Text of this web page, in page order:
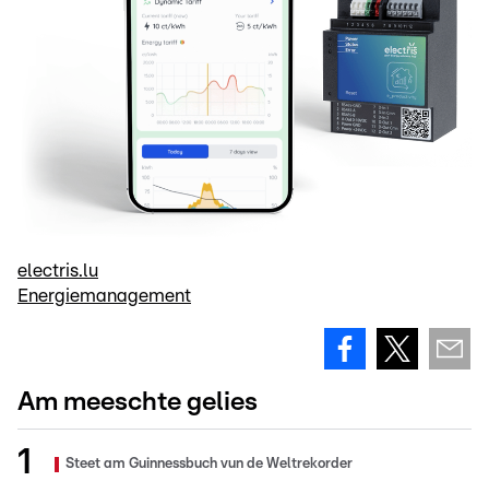
electris.lu
Energiemanagement
Am meeschte gelies
Steet am Guinnessbuch vun de Weltrekorder